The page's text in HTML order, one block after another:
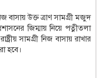
বাসায় উক্ত ত্রাণ সামগ্রী মজুদ
জিম্মায় নিয়ে পত্নীতলা
সামগ্রী নিজ বাসায় রাখার
হবে।